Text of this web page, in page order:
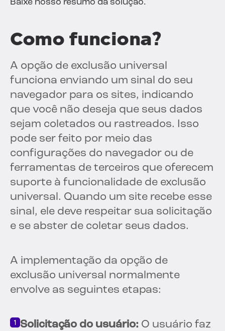
Baixe nosso resumo da solução.
Como funciona?
A opção de exclusão universal
funciona enviando um sinal do seu
navegador para os sites, indicando
que você não deseja que seus dados
sejam coletados ou rastreados. Isso
pode ser feito por meio das
configurações do navegador ou de
ferramentas de terceiros que oferecem
suporte à funcionalidade de exclusão
universal. Quando um site recebe esse
sinal, ele deve respeitar sua solicitação
e se abster de coletar seus dados.
A implementação da opção de
exclusão universal normalmente
envolve as seguintes etapas:
Solicitação do usuário: O usuário faz